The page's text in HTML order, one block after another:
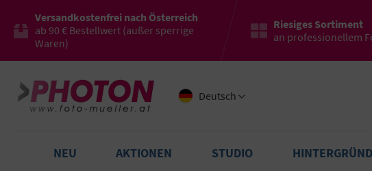
Versandkostenfrei nach Österreich
ab 90 € Bestellwert (außer sperrige
Waren)
Riesiges Sortiment
an professionellem
Deutsch
NEU AKTIONEN STUDIO